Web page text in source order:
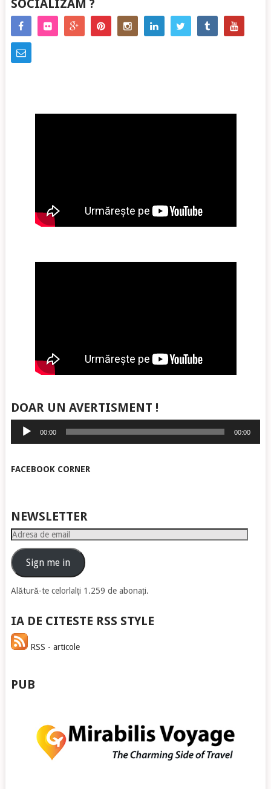
SOCIALIZAM ?
DOAR UN AVERTISMENT !
Player
audio
00:00 00:00
FACEBOOK CORNER
NEWSLETTER
Adresa
emailSign me in
Alătură-te celorlalți 1.259 de abonați.
IA DE CITESTE RSS STYLE
RSS - articole
PUB